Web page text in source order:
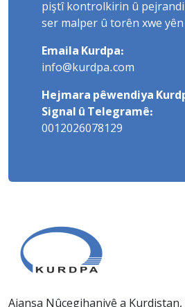
piştî kontrolkirin û
ser malper û torên xwe
Emaila Kurdpa:
info@kurdpa.com
Hejmara pêwendiya
Signal û Telegramê:
0012026078129
Ajansa Nûçegihaniyê a Kurdistan,